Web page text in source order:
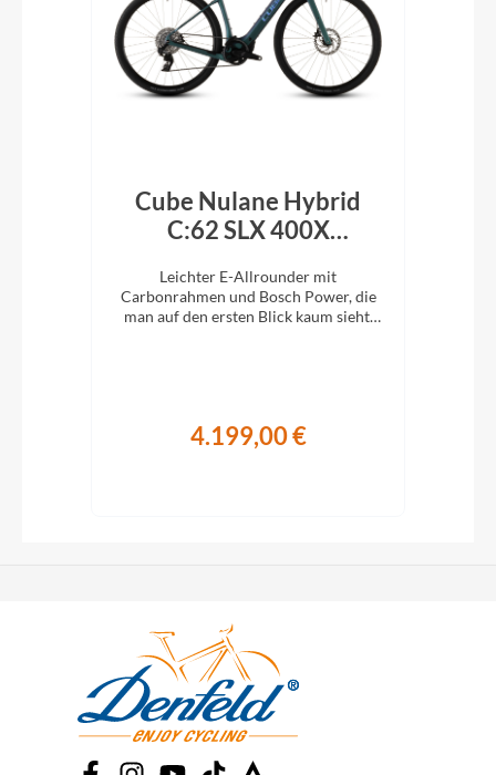
Cube Nulane Hybrid
C:62 SLX 400X
Leichter E-Allrounder mit
Carbonrahmen und Bosch Power, die
man auf den ersten Blick kaum sieht.
4.199,00 €